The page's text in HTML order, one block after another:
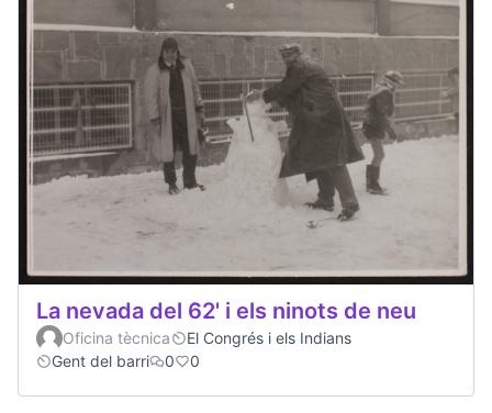
La nevada del 62' i els ninots de neu
Oficina tècnica
El Congrés i els Indians
Gent del barri
0 0